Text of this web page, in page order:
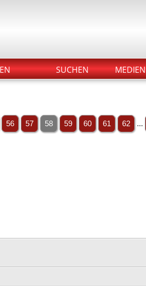
SUCHEN MEDIEN
56 57 58 59 60 61 62 ...